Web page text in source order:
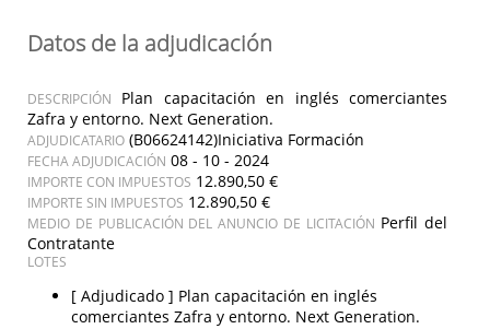
Datos de la adjudicación
DESCRIPCIÓN
Plan capacitación en inglés comerciantes
Zafra y entorno. Next Generation.
ADJUDICATARIO (B06624142)Iniciativa Formación
FECHA ADJUDICACIÓN 08 - 10 - 2024
IMPORTE CON IMPUESTOS 12.890,50 €
IMPORTE SIN IMPUESTOS 12.890,50 €
MEDIO DE PUBLICACIÓN DEL ANUNCIO DE LICITACIÓN Perfil del
Contratante
LOTES
[ Adjudicado ] Plan capacitación en inglés
comerciantes Zafra y entorno. Next Generation.